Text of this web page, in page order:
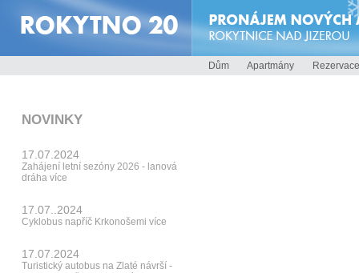
NOVINKY
17.07.2024
Zahájení letní sezóny 2026 - lanová
dráha více
17.07..2024
Cyklobus napříč Krkonošemi více
17.07.2024
Turistický autobus na Zlaté návrší -
Dům Apartmány Rezervace